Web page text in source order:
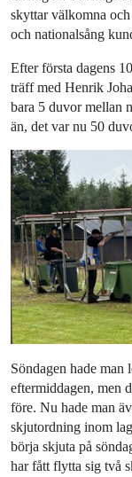
skyttar välkomna
och nationalsång
Efter första dagens
träff med Henrik
bara 5 duvor mellan
än, det var nu 50
Söndagen hade
eftermiddagen, men
före. Nu hade man
skjutordning inom
börja skjuta på
har fått flytta sig två